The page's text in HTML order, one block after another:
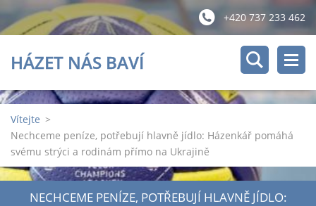
+420 737 233 462
HÁZET NÁS BAVÍ
Vítejte >
Nechceme peníze, potřebují hlavně jídlo: Házenkář pomáhá
svému strýci a rodinám přímo na Ukrajině
NECHCEME PENÍZE, POTŘEBUJÍ HLAVNĚ JÍDLO: